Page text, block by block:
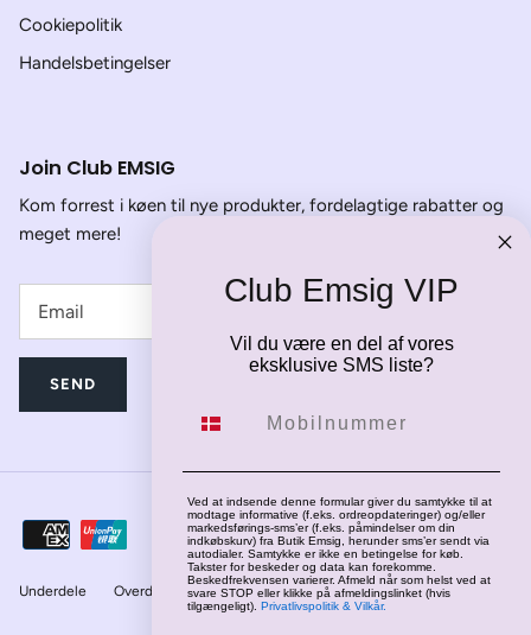
Cookiepolitik
Handelsbetingelser
Join Club EMSIG
Kom forrest i køen til nye produkter, fordelagtige rabatter og
meget mere!
SEND
Underdele Overdele Jakker Fodtøj
Club Emsig VIP
Vil du være en del af vores
eksklusive SMS liste?
Ved at indsende denne formular giver du samtykke til at
modtage informative (f.eks. ordreopdateringer) og/eller
markedsførings-sms’er (f.eks. påmindelser om din
indkøbskurv) fra Butik Emsig, herunder sms’er sendt via
autodialer. Samtykke er ikke en betingelse for køb.
Takster for beskeder og data kan forekomme.
Beskedfrekvensen varierer. Afmeld når som helst ved at
svare STOP eller klikke på afmeldingslinket (hvis
tilgængeligt). Privatlivspolitik & Vilkår.